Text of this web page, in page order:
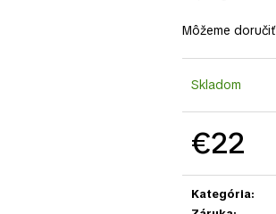
Môžeme
Skladom
€22
Kategória: